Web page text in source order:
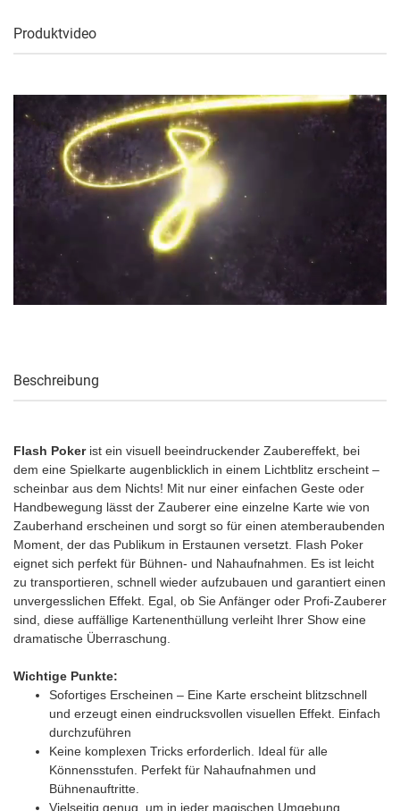
Produktvideo
Beschreibung
Flash Pokerist ein visuell beeindruckender Zaubereffekt, bei
dem eine Spielkarte augenblicklich in einem Lichtblitz erscheint –
scheinbar aus dem Nichts! Mit nur einer einfachen Geste oder
Handbewegung lässt der Zauberer eine einzelne Karte wie von
Zauberhand erscheinen und sorgt so für einen atemberaubenden
Moment, der das Publikum in Erstaunen versetzt. Flash Poker
eignet sich perfekt für Bühnen- und Nahaufnahmen. Es ist leicht
zu transportieren, schnell wieder aufzubauen und garantiert einen
unvergesslichen Effekt. Egal, ob Sie Anfänger oder Profi-Zauberer
sind, diese auffällige Kartenenthüllung verleiht Ihrer Show eine
dramatische Überraschung.
Wichtige Punkte:
Sofortiges Erscheinen – Eine Karte erscheint blitzschnell
und erzeugt einen eindrucksvollen visuellen Effekt. Einfach
durchzuführen
Keine komplexen Tricks erforderlich. Ideal für alle
Könnensstufen. Perfekt für Nahaufnahmen und
Bühnenauftritte.
Vielseitig genug, um in jeder magischen Umgebung